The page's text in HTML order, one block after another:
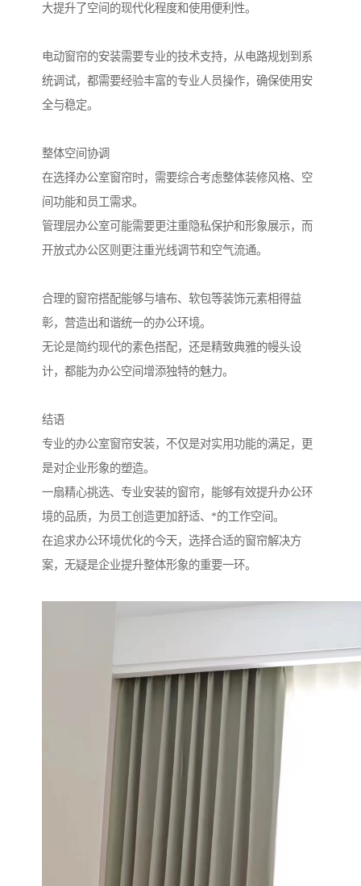
大提升了空间的现代化程度和使用便利性。
电动窗帘的安装需要专业的技术支持，从电路规划到系
统调试，都需要经验丰富的专业人员操作，确保使用安
全与稳定。
整体空间协调
在选择办公室窗帘时，需要综合考虑整体装修风格、空
间功能和员工需求。
管理层办公室可能需要更注重隐私保护和形象展示，而
开放式办公区则更注重光线调节和空气流通。
合理的窗帘搭配能够与墙布、软包等装饰元素相得益
彰，营造出和谐统一的办公环境。
无论是简约现代的素色搭配，还是精致典雅的幔头设
计，都能为办公空间增添独特的魅力。
结语
专业的办公室窗帘安装，不仅是对实用功能的满足，更
是对企业形象的塑造。
一扇精心挑选、专业安装的窗帘，能够有效提升办公环
境的品质，为员工创造更加舒适、*的工作空间。
在追求办公环境优化的今天，选择合适的窗帘解决方
案，无疑是企业提升整体形象的重要一环。